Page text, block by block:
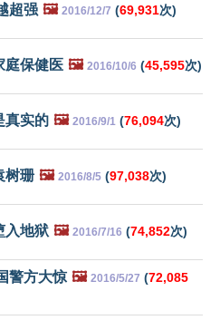
超强 🖼️ 2016/12/7 (69,931次)
庭保健医 🖼️ 2016/10/6 (45,595次)
真实的 🖼️ 2016/9/1 (76,094次)
树珊 🖼️ 2016/8/5 (97,038次)
入地狱 🖼️ 2016/7/16 (74,852次)
警方大惊 🖼️ 2016/5/27 (72,085